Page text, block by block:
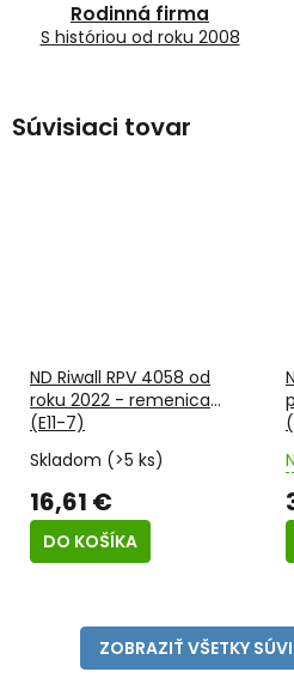
Rodinná firma
S históriou od roku 2008
Súvisiaci tovar
ND Riwall RPV 4058 od
roku 2022 - remenica
(E11-7)
Skladom (>5 ks)
16,61 €
DO KOŠÍKA
ZOBRAZIŤ VŠETKY